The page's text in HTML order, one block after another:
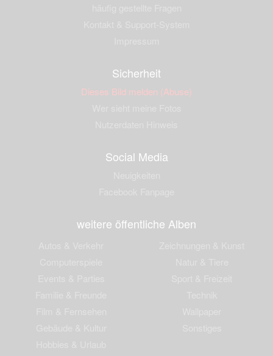
Sicherheit
Dieses Bild melden (Abuse)
Social Media
weitere öffentliche Alben